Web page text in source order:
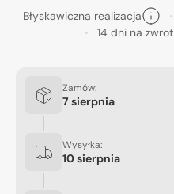
Błyskawiczna realizacja
14 dni na zwrot
Zamów:
7 sierpnia
Wysyłka:
10 sierpnia